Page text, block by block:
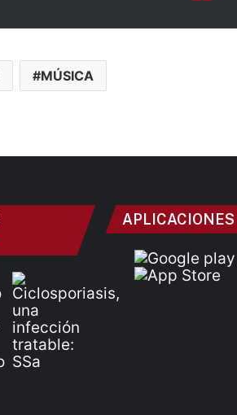
MÚSICA
APLICACIONES